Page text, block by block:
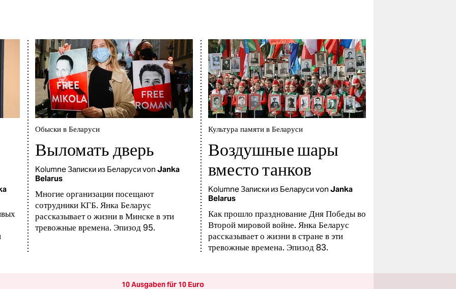
​Обыски в Беларуси
Выломать дверь
KolumneЗаписки из Беларусиvon Janka
Belarus
Многие организации посещают
сотрудники КГБ. Янка Беларус
рассказывает о жизни в Минске в эти
тревожные времена. Эпизод 95.
Культура памяти в Беларуси
Воздушные шары
вместо танков
KolumneЗаписки из Беларусиvon Janka
Belarus
Как прошло празднование Дня Победы во
Второй мировой войне. Янка Беларус
рассказывает о жизни в стране в эти
тревожные времена. Эпизод 83.
10 Ausgaben für 10 Euro